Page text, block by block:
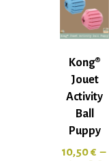
Kong®
Jouet
Activity
Ball
Puppy
10,50€ –